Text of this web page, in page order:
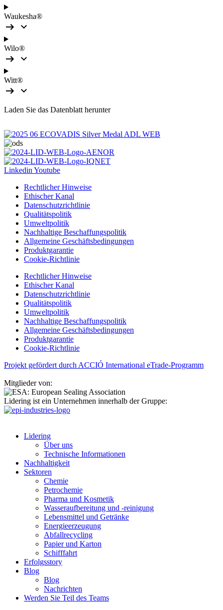
Waukesha®
Wilo®
Witt®
Laden Sie das Datenblatt herunter
Linkedin Youtube
Rechtlicher Hinweise
Ethischer Kanal
Datenschutzrichtlinie
Qualitätspolitik
Umweltpolitik
Nachhaltige Beschaffungspolitik
Allgemeine Geschäftsbedingungen
Produktgarantie
Cookie-Richtlinie
Rechtlicher Hinweise
Ethischer Kanal
Datenschutzrichtlinie
Qualitätspolitik
Umweltpolitik
Nachhaltige Beschaffungspolitik
Allgemeine Geschäftsbedingungen
Produktgarantie
Cookie-Richtlinie
Projekt gefördert durch ACCIÓ International eTrade-Programm
Mitglieder von:
Lidering ist ein Unternehmen innerhalb der Gruppe:
Lidering
Über uns
Technische Informationen
Nachhaltigkeit
Sektoren
Chemie
Petrochemie
Pharma und Kosmetik
Wasseraufbereitung und -reinigung
Lebensmittel und Getränke
Energieerzeugung
Abfallrecycling
Papier und Karton
Schifffahrt
Erfolgsstory
Blog
Blog
Nachrichten
Werden Sie Teil des Teams